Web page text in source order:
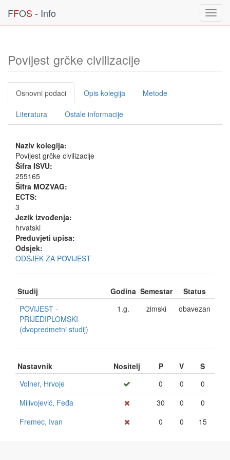
FFOS - Info
Povijest grčke civilizacije
Osnovni podaci Opis kolegija Metode
Literatura Ostale informacije
Naziv kolegija:
Povijest grčke civilizacije
Šifra ISVU:
255165
Šifra MOZVAG:
ECTS:
3
Jezik izvođenja:
hrvatski
Preduvjeti upisa:
Odsjek:
ODSJEK ZA POVIJEST
Studij Godina Semestar
Status
POVIJEST -
PRIJEDIPLOMSKI
(dvopredmetni studij)
1.g. zimski obavezan
Nastavnik Nositelj P V
S
Volner, Hrvoje
0 0
0
Milivojević, Feđa
30 0
0
Fremec, Ivan
0 0 15